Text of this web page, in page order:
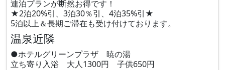
連泊プランが断然お得です！
★2泊20%引、3泊30％引、4泊35%引★
5泊以上＆長期ご滞在も受け付けております。
温泉近隣
●ホテルグリーンプラザ 暁の湯
立ち寄り入浴 大人1300円 子供650円